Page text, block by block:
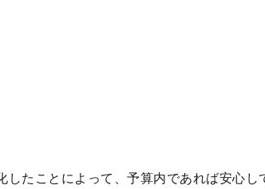
たことによって、予算内であれば安心し